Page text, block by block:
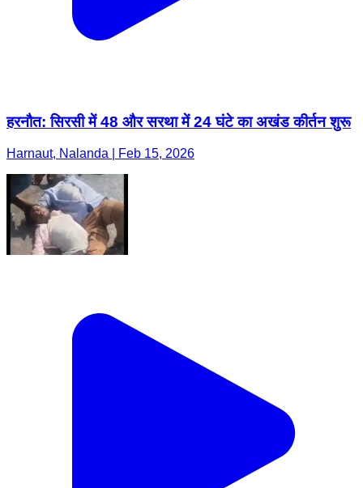
हरनौत: सिरसी में 48 और सरथा में 24 घंटे का अखंड कीर्तन शुरू
Harnaut, Nalanda | Feb 15, 2026